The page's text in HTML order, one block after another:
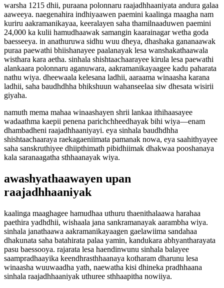
warsha 1215 dhii, puraana polonnaru raajadhhaaniyata andura galaa
aaweeya. naegenahira indhiyaawen paemini kaalinga maagha nam
kuriru aakramanikayaa, keeralayen saha thamilnaaduwen paemini
24,000 ka kulii hamudhaawak samangin kaarainagar wetha goda
baesseeya. in anathuruwa sidhu wuu dheya, dhashaka gananaawak
puraa paewathi bhiishanayee paalanayak lesa wanshakathaawala
wisthara kara aetha. sinhala shishtaachaarayee kirula lesa paewathi
alankaara polonnaru aganuwara, aakramanikayaagee kadu paharata
nathu wiya. dheewaala kelesana ladhii, aaraama winaasha karana
ladhii, saha baudhdhha bhikshuun wahanseelaa siw dhesata wisirii
giyaha.
namuth mema mahaa winaashayen shrii lankaa ithihaasayee
wadaathma kaepii penena parichchheedhayak bihi wiya—enam
dhambadheni raajadhhaaniyayi. eya sinhala baudhdhha
shishtaachaaraya raekagaeniimata pamanak nowa, eya saahithyayee
saha sanskruthiyee dhiipthimath pibidhiimak dhakwaa pooshanaya
kala saranaagatha sthhaanayak wiya.
awashyathaawayen upan
raajadhhaaniyak
kaalinga maaghagee hamudhaa uthuru thaenithalaawa harahaa
paethira yadhdhii, wishaala jana sankramanayak aarambha wiya.
sinhala janathaawa aakramanikayaagen gaelawiima sandahaa
dhakunata saha batahirata palaa yamin, kandukara abhyantharayata
pasu baessooya. rajarata lesa haendinwunu sinhala balayee
saampradhaayika keendhrasthhaanaya kotharam dharunu lesa
winaasha wuuwaadha yath, naewatha kisi dhineka pradhhaana
sinhala raajadhhaaniyak uthuree sthhaapitha nowiiya.